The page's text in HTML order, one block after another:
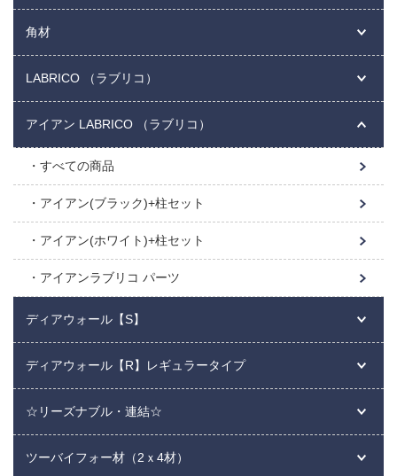
角材
LABRICO （ラブリコ）
アイアン LABRICO （ラブリコ）
すべての商品
アイアン(ブラック)+柱セット
アイアン(ホワイト)+柱セット
アイアンラブリコ パーツ
ディアウォール【S】
ディアウォール【R】レギュラータイプ
☆リーズナブル・連結☆
ツーバイフォー材（2ｘ4材）